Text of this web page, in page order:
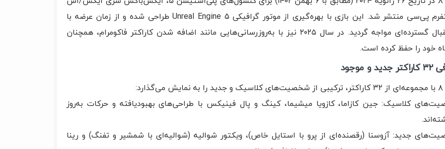
و پلتفرم پی‌سی منتشر شد. این بازی با بهره‌گیری از موتور گرافیکی Unreal Engine 5 طراحی شده و از زمان عرضه با
استقبال گسترده‌ای مواجه گردید. در سال ۲۰۲۵ نیز با به‌روزرسانی‌هایی مانند اضافه شدن کاراکتر فاکومرام، همچنان
خود را حفظ کرده است.
و موجود
کلاسیک: جین کازاما، کازویا میشیما، کینگ و پال فینیکس با طراحی‌های بهبودیافته و حرکات به‌روز
جدید: آزوسنا (رقصنده‌ای از پرو با استایل خاص)، ویکتور شوالیه (شوالیه‌ای با شمشیر و تفنگ) و رینا